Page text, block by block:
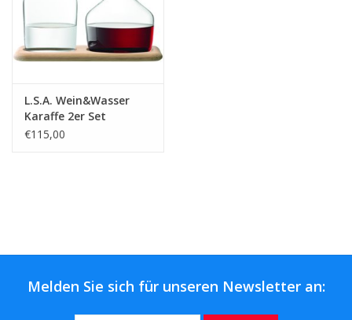
L.S.A. Wein&Wasser
Karaffe 2er Set
€115,00
Melden Sie sich für unseren Newsletter an: